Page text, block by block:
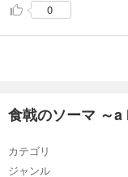
0
食戟のソーマ ～
カテゴリ
ジャンル